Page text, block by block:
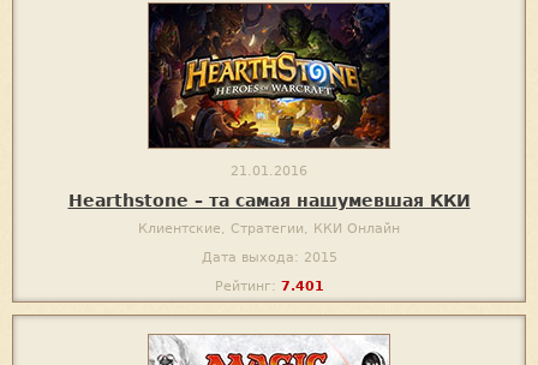
21.01.2016
Hearthstone – та самая нашумевшая ККИ
Клиентские, Стратегии, ККИ Онлайн
Дата выхода: 2015
Рейтинг: 7.401